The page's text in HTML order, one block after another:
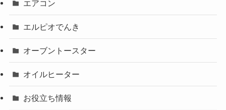
エアコン
エルピオでんき
オーブントースター
オイルヒーター
お役立ち情報